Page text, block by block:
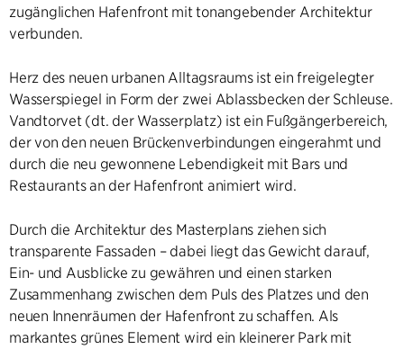
zugänglichen Hafenfront mit tonangebender Architektur
verbunden.
Herz des neuen urbanen Alltagsraums ist ein freigelegter
Wasserspiegel in Form der zwei Ablassbecken der Schleuse.
Vandtorvet (dt. der Wasserplatz) ist ein Fußgängerbereich,
der von den neuen Brückenverbindungen eingerahmt und
durch die neu gewonnene Lebendigkeit mit Bars und
Restaurants an der Hafenfront animiert wird.
Durch die Architektur des Masterplans ziehen sich
transparente Fassaden – dabei liegt das Gewicht darauf,
Ein- und Ausblicke zu gewähren und einen starken
Zusammenhang zwischen dem Puls des Platzes und den
neuen Innenräumen der Hafenfront zu schaffen. Als
markantes grünes Element wird ein kleinerer Park mit